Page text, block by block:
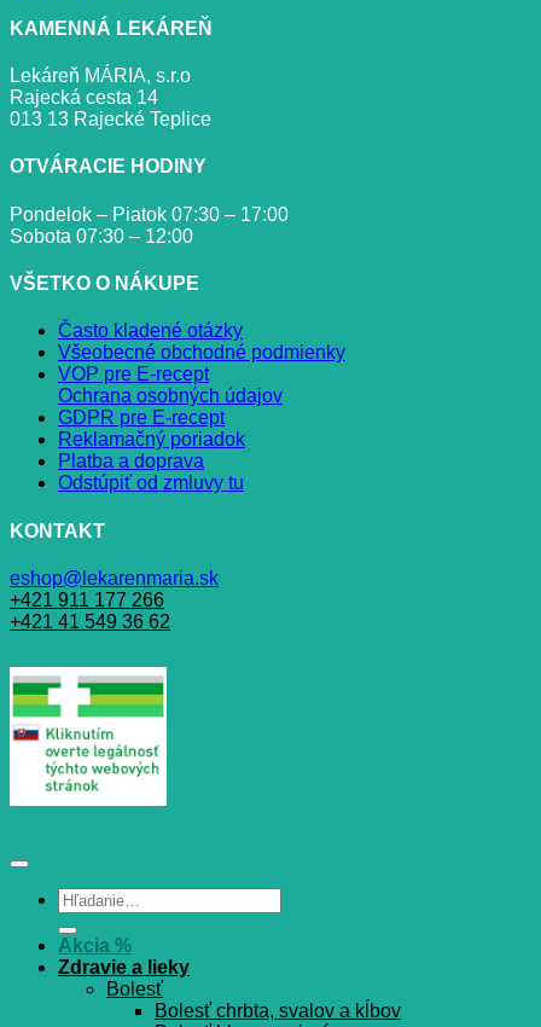
KAMENNÁ LEKÁREŇ
Lekáreň MÁRIA, s.r.o
Rajecká cesta 14
013 13 Rajecké Teplice
OTVÁRACIE HODINY
Pondelok – Piatok 07:30 – 17:00
Sobota 07:30 – 12:00
VŠETKO O NÁKUPE
Často kladené otázky
Všeobecné obchodné podmienky
VOP pre E-recept
Ochrana osobných údajov
GDPR pre E-recept
Reklamačný poriadok
Platba a doprava
Odstúpiť od zmluvy tu
KONTAKT
eshop@lekarenmaria.sk
+421 911 177 266
+421 41 549 36 62
Hľadať:
Akcia %
Zdravie a lieky
Bolesť
Bolesť chrbta, svalov a kĺbov